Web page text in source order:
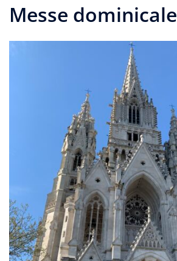
Messe dominicale